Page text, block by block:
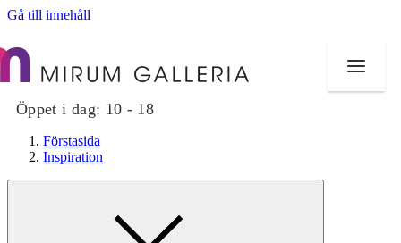
Gå till innehåll
Öppet i dag: 10 - 18
Förstasida
Inspiration